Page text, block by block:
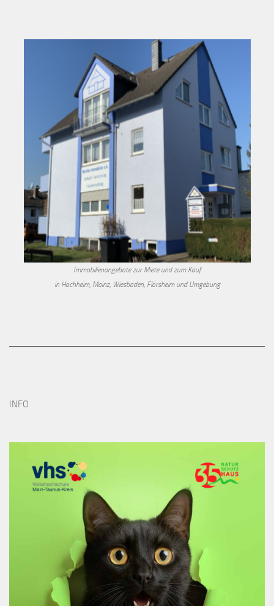
Immobilienangebote zur Miete und zum Kauf
in Hochheim, Mainz, Wiesbaden, Flörsheim und Umgebung
INFO